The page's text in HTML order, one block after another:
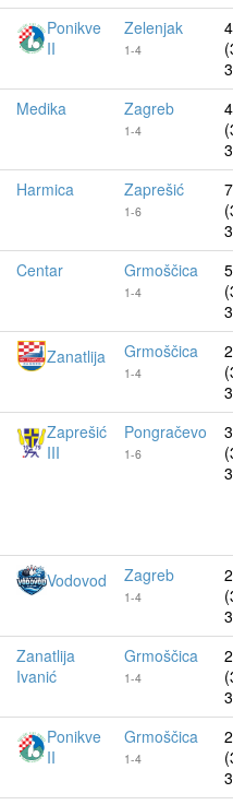
Ponikve
II
Zelenjak
1-4
Medika Zagreb
1-4
Harmica Zaprešić
1-6
Centar Grmoščica
1-4
Zanatlija Grmoščica
1-4
Zaprešić
III
Pongračevo
1-6
Vodovod Zagreb
1-4
Zanatlija
Ivanić
Grmoščica
1-4
Ponikve
II
Grmoščica
1-4